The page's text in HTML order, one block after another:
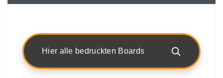
Hier alle bedruckten Boards